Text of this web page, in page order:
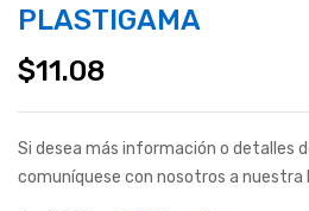
PLASTIGAMA
$11.08
Si desea más información o detalles
comuníquese con nosotros a